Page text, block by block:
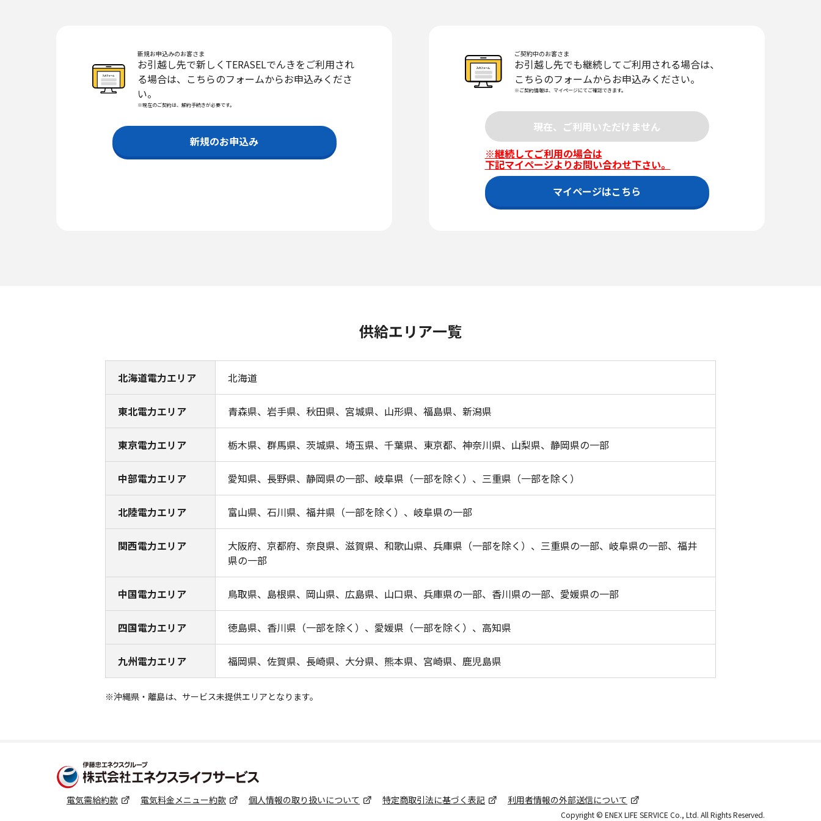
新規お申込みのお客さま
お引越し先で新しくTERASELでんきをご利用され
る場合は、こちらのフォームからお申込みくださ
い。
※現在のご契約は、解約手続きが必要です。
新規のお申込み
ご契約中のお客さま
お引越し先でも継続してご利用される場合は、
こちらのフォームからお申込みください。
※ご契約情報は、マイページにてご確認できます。
現在、ご利用いただけません
※継続してご利用の場合は
下記マイページよりお問い合わせ下さい。
マイページはこちら
供給エリア一覧
北海道電力エリア 北海道
東北電力エリア 青森県、岩手県、秋田県、宮城県、山形県、福島県、新潟県
東京電力エリア 栃木県、群馬県、茨城県、埼玉県、千葉県、東京都、神奈川県、山梨県、静岡県の一部
中部電力エリア 愛知県、長野県、静岡県の一部、岐阜県（一部を除く）、三重県（一部を除く）
北陸電力エリア 富山県、石川県、福井県（一部を除く）、岐阜県の一部
関西電力エリア
大阪府、京都府、奈良県、滋賀県、和歌山県、兵庫県（一部を除く）、三重県の一部、岐阜県の一部、福井
県の一部
中国電力エリア 鳥取県、島根県、岡山県、広島県、山口県、兵庫県の一部、香川県の一部、愛媛県の一部
四国電力エリア 徳島県、香川県（一部を除く）、愛媛県（一部を除く）、高知県
九州電力エリア 福岡県、佐賀県、長崎県、大分県、熊本県、宮崎県、鹿児島県
※沖縄県・離島は、サービス未提供エリアとなります。
電気需給約款 電気料⾦メニュー約款 個⼈情報の取り扱いについて 特定商取引法に基づく表記 利用者情報の外部送信について
Copyright © ENEX LIFE SERVICE Co., Ltd. All Rights Reserved.